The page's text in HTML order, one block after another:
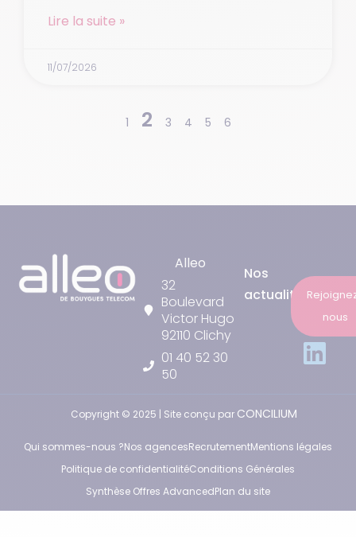
Lire la suite »
11/07/2026
1 2 3 4 5 6
Alleo
32
Boulevard
Victor Hugo
92110 Clichy
01 40 52 30
50
Nos
actualités
nous
Copyright © 2025 | Site conçu par CONCILIUM
Qui sommes-nous ?Nos agencesRecrutementMentions légales
Politique de confidentialitéConditions Générales
Synthèse Offres AdvancedPlan du site